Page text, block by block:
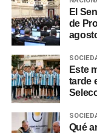
El
de
Este
tarde
Qué